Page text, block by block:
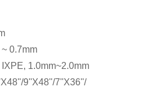
0.7mm
IXPE, 1.0mm~2.0mm
9''X48''/7''X36''/